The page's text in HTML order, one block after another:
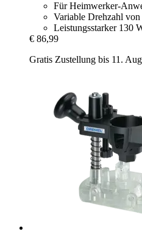
Für Heimwerker-
Variable Drehzahl
Leistungsstarker 130
€ 86,99
Gratis Zustellung bis 11.